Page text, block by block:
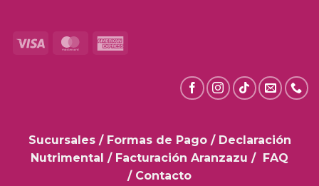
Visa MasterCard
Sucursales / Formas de Pago/ Declaración
Nutrimental / Facturación Aranzazu / FAQ
/ Contacto